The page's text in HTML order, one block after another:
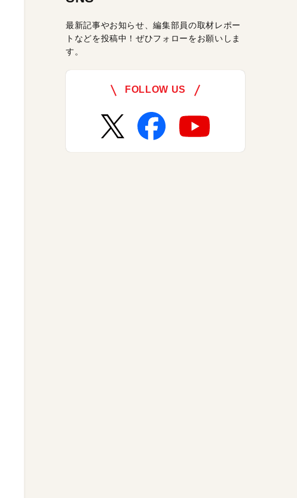
最新記事やお知らせ、編集部員の取材レポー
トなどを投稿中！ぜひフォローをお願いしま
す。
FOLLOW US